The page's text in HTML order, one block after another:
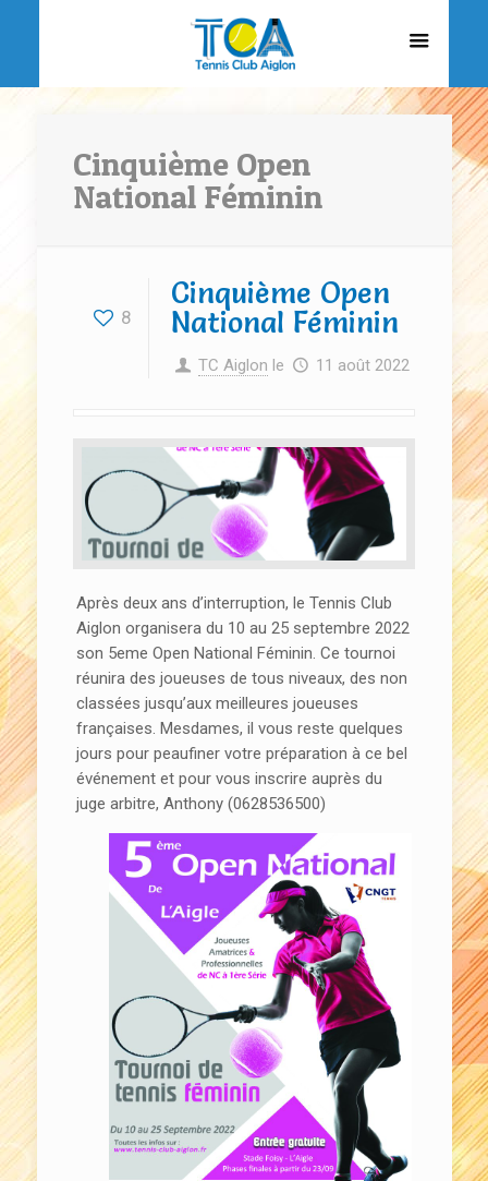
Cinquième Open
National Féminin
8
Cinquième Open
National Féminin
TC Aiglon le 11 août 2022
Après deux ans d’interruption, le Tennis Club
Aiglon organisera du 10 au 25 septembre 2022
son 5eme Open National Féminin. Ce tournoi
réunira des joueuses de tous niveaux, des non
classées jusqu’aux meilleures joueuses
françaises. Mesdames, il vous reste quelques
jours pour peaufiner votre préparation à ce bel
événement et pour vous inscrire auprès du
juge arbitre, Anthony (0628536500)